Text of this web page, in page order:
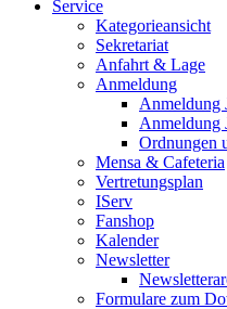
Service
Kategorieansicht
Sekretariat
Anfahrt & Lage
Anmeldung
Anmeldung
Anmeldung
Ordnungen
Mensa & Cafeteria
Vertretungsplan
IServ
Fanshop
Kalender
Newsletter
Formulare zum